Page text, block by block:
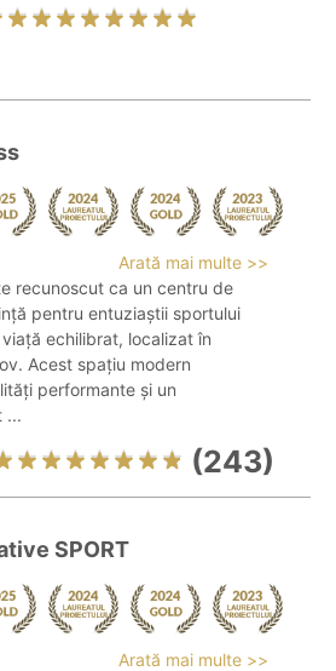
Arată mai multe >>
recunoscut ca un centru de
pentru entuziaștii sportului
echilibrat, localizat în
Acest spațiu modern
performante și un
...
(243)
SPORT
Arată mai multe >>